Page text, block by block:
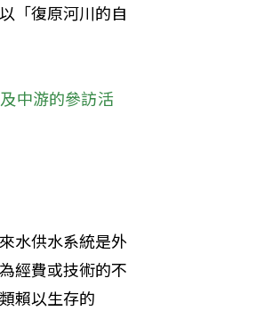
「復原河川的自
中游的參訪活
水供水系統是外
經費或技術的不
賴以生存的